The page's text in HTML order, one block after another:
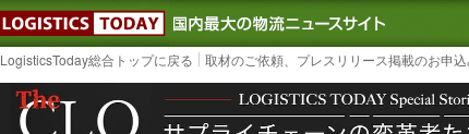
LOGISTICS TODAY｜国内最大の物流
LogisticsToday総合トップに戻る 取材のご依頼、プレスリリース掲載のお申